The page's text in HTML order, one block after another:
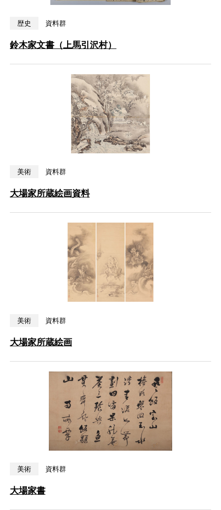
歴史 資料群
鈴木家文書（上馬引沢村）
美術 資料群
大場家所蔵絵画資料
美術 資料群
大場家所蔵絵画
美術 資料群
大場家書